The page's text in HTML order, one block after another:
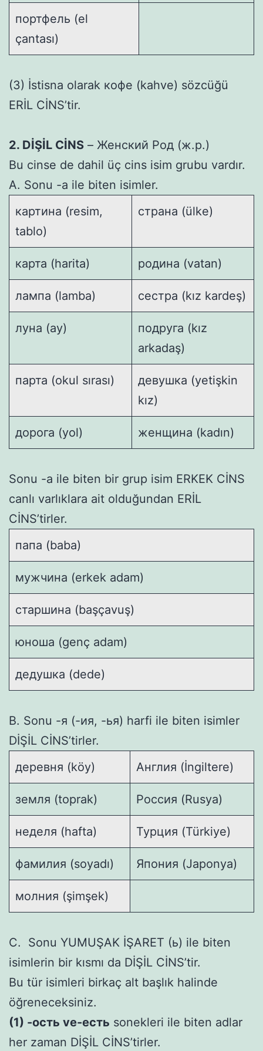
портфель (el
çantası)
(3) İstisna olarak кофе (kahve) sözcüğü
ERİL CİNS’tir.
2. DİŞİL CİNS – Женский Род (ж.р.)
Bu cinse de dahil üç cins isim grubu vardır.
A. Sonu -а ile biten isimler.
картина (resim,
tablo)
страна (ülke)
карта (harita) родина (vatan)
лампа (lamba) сестра (kız kardeş)
луна (ay)
подруга (kız
arkadaş)
парта (okul sırası)
девушка (yetişkin
kız)
дорога (yol) женщина (kadın)
Sonu -а ile biten bir grup isim ERKEK CİNS
canlı varlıklara ait olduğundan ERİL
CİNS’tirler.
папа (baba)
мужчина (erkek adam)
старшина (başçavuş)
юноша (genç adam)
дедушка (dede)
B. Sonu -я (-ия, -ья) harfi ile biten isimler
DİŞİL CİNS’tirler.
деревня (köy)
Англия (İngiltere)
земля (toprak) Россия (Rusya)
неделя (hafta) Турция (Türkiye)
фамилия (soyadı) Япония (Japonya)
молния (şimşek)
C. Sonu YUMUŞAK İŞARET (ь) ile biten
isimlerin bir kısmı da DİŞİL CİNS’tir.
Bu tür isimleri birkaç alt başlık halinde
öğreneceksiniz.
(1) -ость ve-есть sonekleri ile biten adlar
her zaman DİŞİL CİNS’tirler.